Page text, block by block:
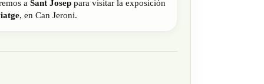
aSant Josep para visitar la exposición
, en Can Jeroni.